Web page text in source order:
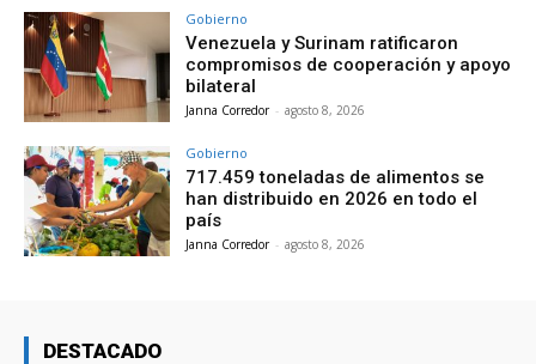
Gobierno
Venezuela y Surinam ratificaron
compromisos de cooperación y apoyo
bilateral
Janna Corredor - agosto 8, 2026
Gobierno
717.459 toneladas de alimentos se
han distribuido en 2026 en todo el
país
Janna Corredor - agosto 8, 2026
DESTACADO